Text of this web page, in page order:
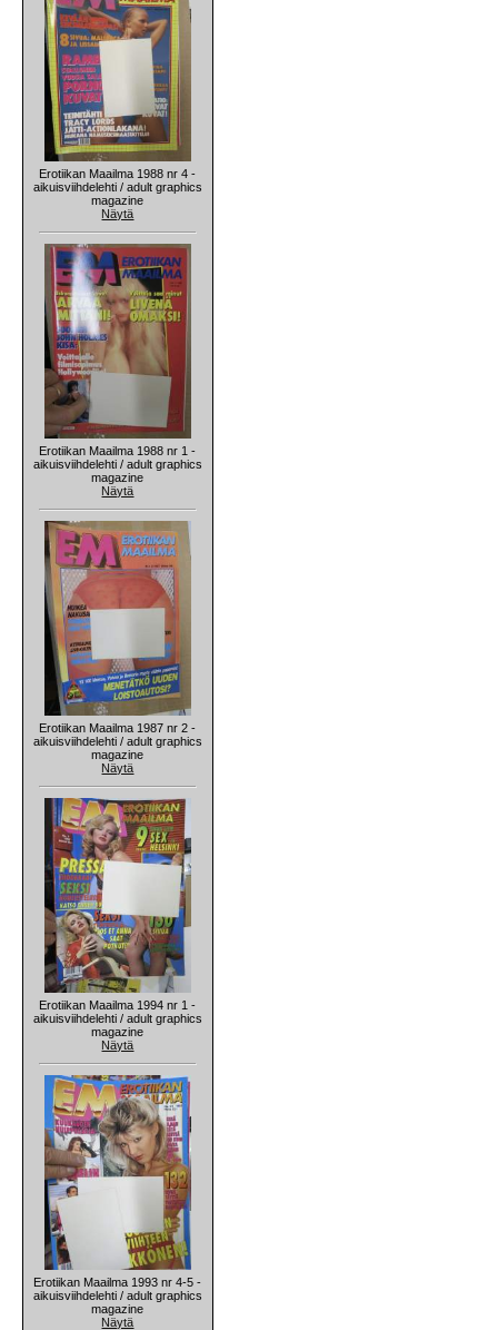
Erotiikan Maailma 1988 nr 4 -
aikuisviihdelehti / adult graphics
magazine
Näytä
Erotiikan Maailma 1988 nr 1 -
aikuisviihdelehti / adult graphics
magazine
Näytä
Erotiikan Maailma 1987 nr 2 -
aikuisviihdelehti / adult graphics
magazine
Näytä
Erotiikan Maailma 1994 nr 1 -
aikuisviihdelehti / adult graphics
magazine
Näytä
Erotiikan Maailma 1993 nr 4-5 -
aikuisviihdelehti / adult graphics
magazine
Näytä